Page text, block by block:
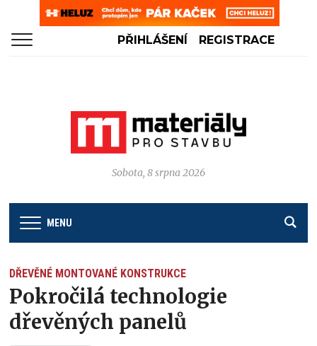
PŘIHLÁŠENÍ REGISTRACE
Sobota, 8 srpna 2026
MENU
DŘEVĚNÉ MONTOVANÉ KONSTRUKCE
Pokročilá technologie
dřevěných panelů